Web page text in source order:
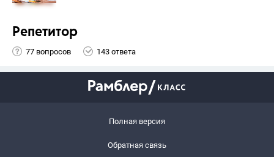
Репетитор
77 вопросов 143 ответа
Полная версия
Обратная связь